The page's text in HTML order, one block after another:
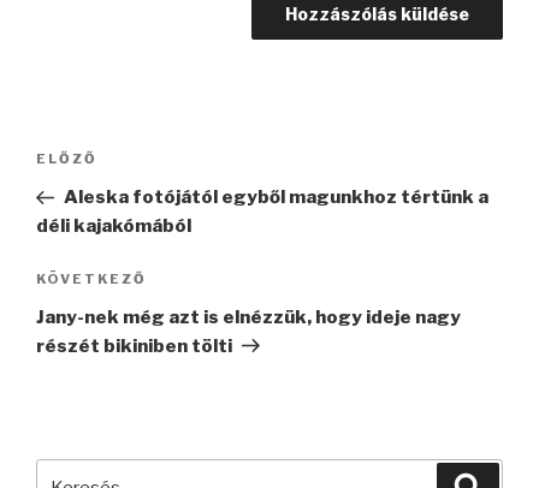
Bejegyzés
Korábbi
bejegyzés
ELŐZŐ
Aleska fotójától egyből magunkhoz tértünk a
déli kajakómából
Következő
bejegyzés
KÖVETKEZŐ
Jany-nek még azt is elnézzük, hogy ideje nagy
részét bikiniben tölti